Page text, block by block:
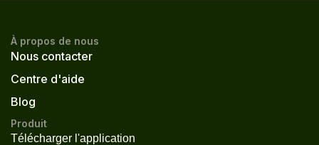
À propos de nous
Nous contacter
Centre d'aide
Blog
Produit
Télécharger l'application